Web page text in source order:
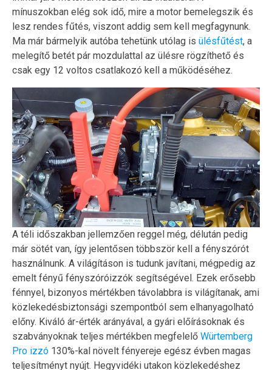
mínuszokban elég sok idő, mire a motor bemelegszik és
lesz rendes fűtés, viszont addig sem kell megfagynunk.
Ma már bármelyik autóba tehetünk utólag is ülésfűtést, a
melegítő betét pár mozdulattal az ülésre rögzíthető és
csak egy 12 voltos csatlakozó kell a működéséhez.
A téli időszakban jellemzően reggel még, délután pedig
már sötét van, így jelentősen többször kell a fényszórót
használnunk. A világításon is tudunk javítani, mégpedig az
emelt fényű fényszóróizzók segítségével. Ezek erősebb
fénnyel, bizonyos mértékben távolabbra is világítanak, ami
közlekedésbiztonsági szempontból sem elhanyagolható
előny. Kiváló ár-érték arányával, a gyári előírásoknak és
szabványoknak teljes mértékben megfelelő Würtemberg
Pro izzó 130%-kal növelt fényereje egész évben magas
teljesítményt nyújt. Hegyvidéki utakon közlekedéshez